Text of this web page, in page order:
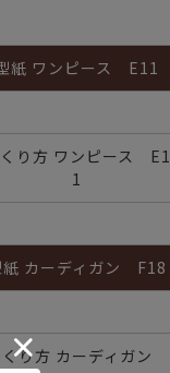
紙 ワンピース E11
り方 ワンピース E1
1
紙 カーディガン F18
り方 カーディガン